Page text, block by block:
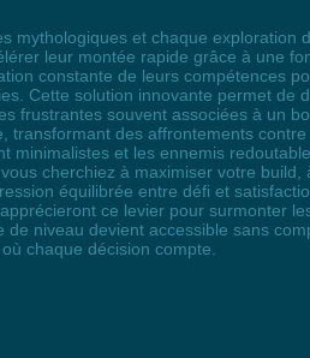
et chaque exploration
leur montée rapide grâce à une
constante de leurs compétences
Cette solution innovante permet de
frustrantes souvent associées à un
des affrontements
et les ennemis
cherchiez à maximiser votre
équilibrée entre défi et
ce levier pour surmonter
niveau devient accessible sans
chaque décision compte.